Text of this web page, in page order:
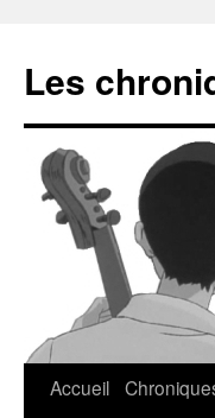
Les
Accueil